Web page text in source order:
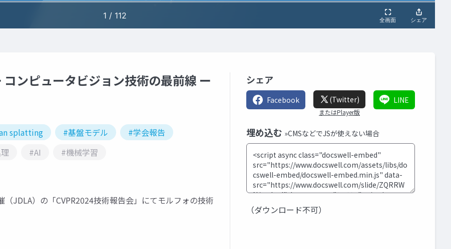
ンピュータビジョン技術の最前線 ー
splatting #基盤モデル
#学会報告
#AI #機械学習
JDLA）の「CVPR2024技術報告会」にてモルフォの技術
シェア
Facebook (Twitter)
またはPlayer版
LINE
埋め込む »CMSなどでJSが使えない場合
（ダウンロード不可）